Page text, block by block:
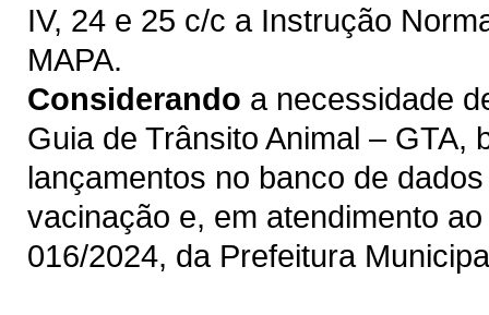
IV, 24 e 25 c/c a Instrução
MAPA.
Considerando a necessidade
Guia de Trânsito Animal – GTA,
lançamentos no banco de
vacinação e, em atendimento
016/2024, da Prefeitura